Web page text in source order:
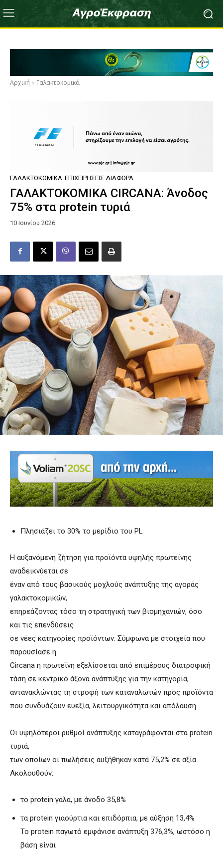
Αρχική Γαλακτοκομικά
ΓΑΛΑΚΤΟΚΟΜΙΚΆ ΕΠΙΧΕΙΡΉΣΕΙΣ ΔΙΆΦΟΡΑ
ΓΑΛΑΚΤΟΚΟΜΙΚΑ CIRCANA: Άνοδος
75% στα protein τυριά
10 Ιουνίου 2026
Πλησιάζει το 30% το μερίδιο του PL
Η αυξανόμενη ζήτηση για προϊόντα υψηλής πρωτεΐνης
αναδεικνύεται σε
έναν από τους βασικούς μοχλούς ανάπτυξης της αγοράς
γαλακτοκομικών,
επηρεάζοντας τόσο τη στρατηγική των βιομηχανιών, όσο
και τις επενδύσεις
σε νέες κατηγορίες προϊόντων. Σύμφωνα με στοιχεία που
παρουσίασε η
Circana η πρωτεΐνη εξελίσσεται από επιμέρους διατροφική
τάση σε κεντρικό άξονα ανάπτυξης για την κατηγορία,
αντανακλώντας τη στροφή των καταναλωτών προς προϊόντα
που συνδυάζουν ευεξία, λειτουργικότητα και απόλαυση.
Οι υψηλότεροι ρυθμοί ανάπτυξης καταγράφονται στα protein
τυριά,
των οποίων οι πωλήσεις αυξήθηκαν κατά 75,2% σε αξία.
Ακολουθούν:
το protein γάλα, με άνοδο 35,8%
τα protein γιαούρτια και επιδόρπια, με αύξηση 13,4%
Το protein παγωτό εμφάνισε ανάπτυξη 376,3%, ωστόσο η
βάση είναι